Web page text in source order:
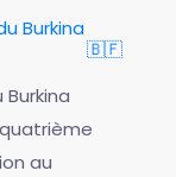
Burkina
🇧🇫
au